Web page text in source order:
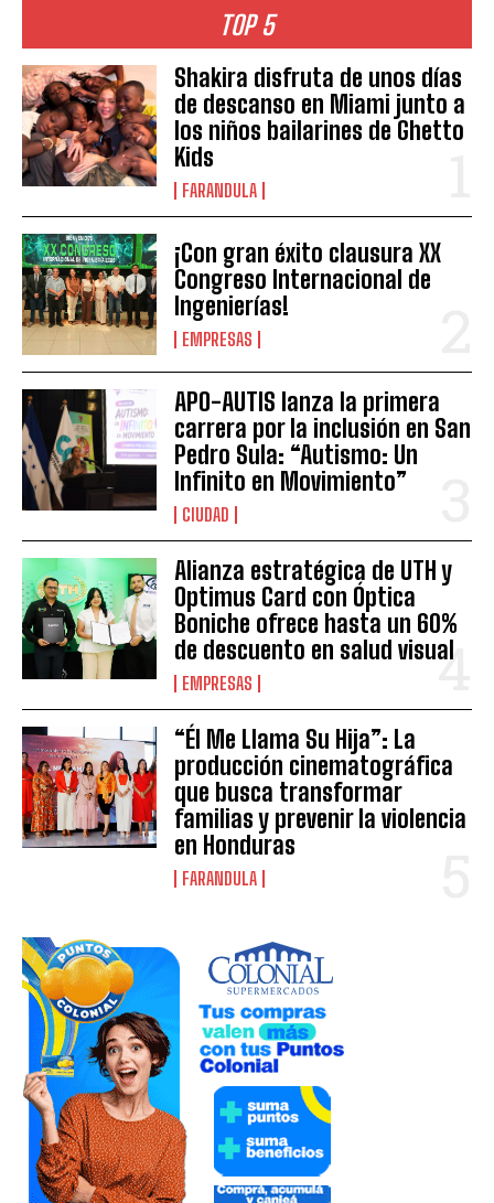
TOP 5
Shakira disfruta de unos días
de descanso en Miami junto a
los niños bailarines de Ghetto
Kids
FARANDULA
¡Con gran éxito clausura XX
Congreso Internacional de
Ingenierías!
EMPRESAS
APO-AUTIS lanza la primera
carrera por la inclusión en San
Pedro Sula: “Autismo: Un
Infinito en Movimiento”
CIUDAD
Alianza estratégica de UTH y
Optimus Card con Óptica
Boniche ofrece hasta un 60%
de descuento en salud visual
EMPRESAS
“Él Me Llama Su Hija”: La
producción cinematográfica
que busca transformar
familias y prevenir la violencia
en Honduras
FARANDULA